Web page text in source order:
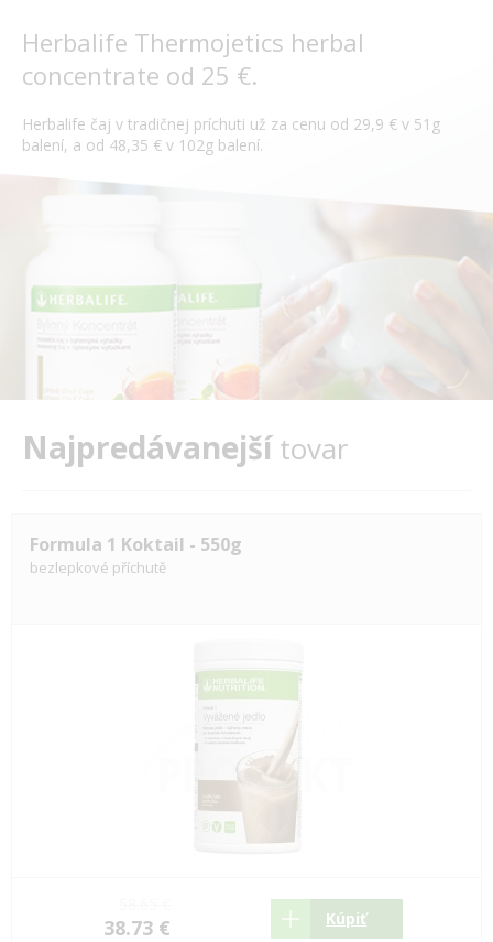
Herbalife Thermojetics herbal
concentrate od 25 €.
Herbalife čaj v tradičnej príchuti už za cenu od 29,9 € v 51g
balení, a od 48,35 € v 102g balení.
Najpredávanejšítovar
Formula 1 Koktail - 550g
bezlepkové příchutě
38.73 € Kúpiť